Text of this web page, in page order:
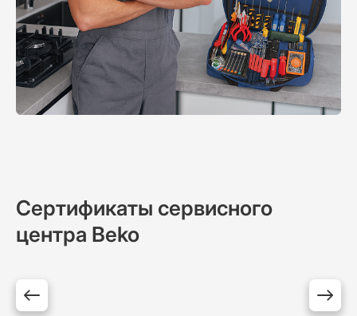
Сертификаты сервисного
центра Beko